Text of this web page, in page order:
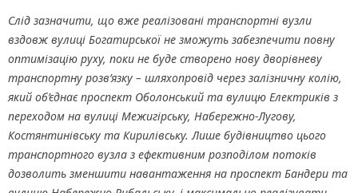
Слід зазначити, що вже реалізовані транспортні вузли
вздовж вулиці Богатирської не зможуть забезпечити повну
оптимізацію руху, поки не буде створено нову дворівневу
транспортну розв’язку – шляхопровід через залізничну колію,
який об’єднає проспект Оболонський та вулицю Електриків з
переходом на вулиці Межигірську, Набережно-Лугову,
Костянтинівську та Кирилівську. Лише будівництво цього
транспортного вузла з ефективним розподілом потоків
дозволить зменшити навантаження на проспект Бандери та